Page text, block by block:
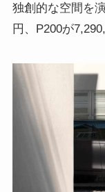
独創的な空間を
円、P200が